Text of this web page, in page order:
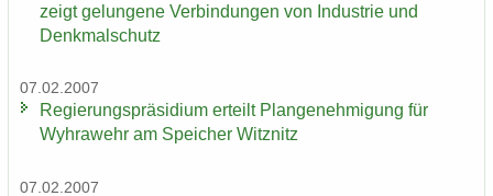
zeigt ge­lun­ge­ne Ver­bin­dun­gen von In­dus­trie und
Denk­mal­schutz
07.02.2007
Re­gie­rungs­prä­si­di­um er­teilt Plan­ge­neh­mi­gung für
Wyhra­wehr am Spei­cher Witz­nitz
07.02.2007